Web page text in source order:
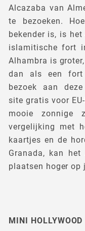
Alcazaba van
te bezoeken.
bekender is, is
islamitische fort
Alhambra is
dan als een fort
bezoek aan
site gratis voor
mooie zonnige
vergelijking met
kaartjes en de
Granada, kan
plaatsen hoger op
MINI HOLLYWOOD